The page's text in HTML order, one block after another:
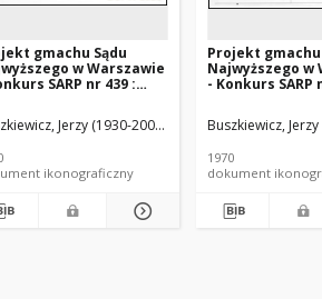
Pruska, Ewa (1930- ). Architekt
gmachu Sądu
w Warszawie
SARP nr 439 :
2, Elewacje
i wschodnia,
Jerzy (1930-2000). Architekt Pruska, Ewa
ikonograficzny
Projekt gmachu
Najwyższego w
- Konkurs SARP
Zdj. 4, Rzut
Buszkiewicz,
1970
dokument